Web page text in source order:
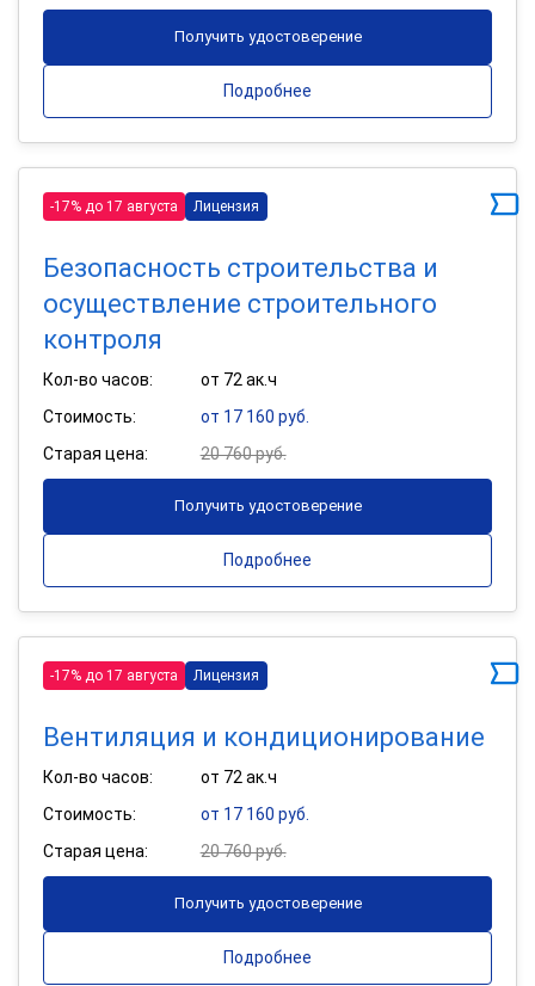
Получить удостоверение
Подробнее
-17% до 17 августа Лицензия
Безопасность строительства и
осуществление строительного
контроля
Кол-во часов:
от 72 ак.ч
Стоимость:
от 17 160 руб.
Старая цена:
20 760 руб.
Получить удостоверение
Подробнее
-17% до 17 августа Лицензия
Вентиляция и кондиционирование
Кол-во часов:
от 72 ак.ч
Стоимость:
от 17 160 руб.
Старая цена:
20 760 руб.
Получить удостоверение
Подробнее